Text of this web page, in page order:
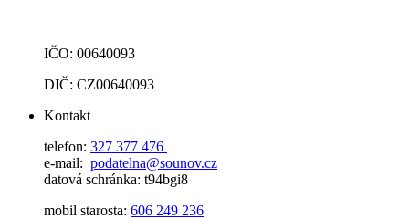
IČO: 00640093
DIČ: CZ00640093
Kontakt
telefon: 327 377 476
e-mail: podatelna@sounov.cz
datová schránka: t94bgi8
mobil starosta: 606 249 236